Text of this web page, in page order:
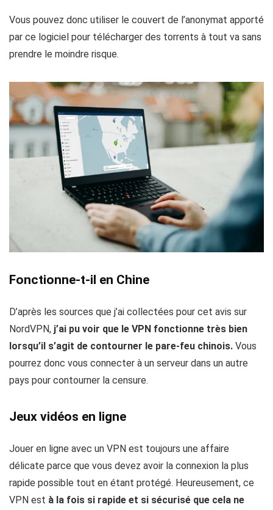
Vous pouvez donc utiliser le couvert de l’anonymat apporté
par ce logiciel pour télécharger des torrents à tout va sans
prendre le moindre risque.
Fonctionne-t-il en Chine
D’après les sources que j’ai collectées pour cet avis sur
NordVPN, j’ai pu voir que le VPN fonctionne très bien
lorsqu’il s’agit de contourner le pare-feu chinois. Vous
pourrez donc vous connecter à un serveur dans un autre
pays pour contourner la censure.
Jeux vidéos en ligne
Jouer en ligne avec un VPN est toujours une affaire
délicate parce que vous devez avoir la connexion la plus
rapide possible tout en étant protégé. Heureusement, ce
VPN est à la fois si rapide et si sécurisé que cela ne